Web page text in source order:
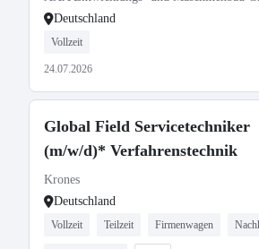
Deutschland
Vollzeit
24.07.2026
Global Field Servicetechniker
(m/w/d)* Verfahrenstechnik
Krones
Deutschland
Vollzeit Teilzeit Firmenwagen